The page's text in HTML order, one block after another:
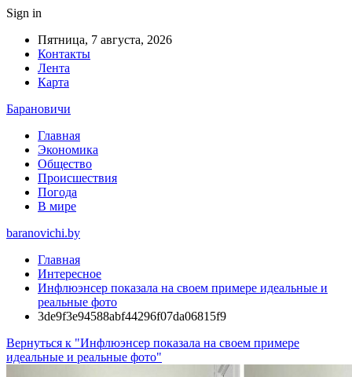
Sign in
Пятница, 7 августа, 2026
Контакты
Лента
Карта
Барановичи
Главная
Экономика
Общество
Происшествия
Погода
В мире
baranovichi.by
Главная
Интересное
Инфлюэнсер показала на своем примере идеальные и
реальные фото
3de9f3e94588abf44296f07da06815f9
Вернуться к "Инфлюэнсер показала на своем примере
идеальные и реальные фото"